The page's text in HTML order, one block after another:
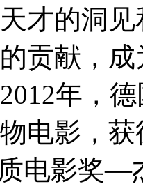
才的洞
贡献，
年，
电影，
电影奖—